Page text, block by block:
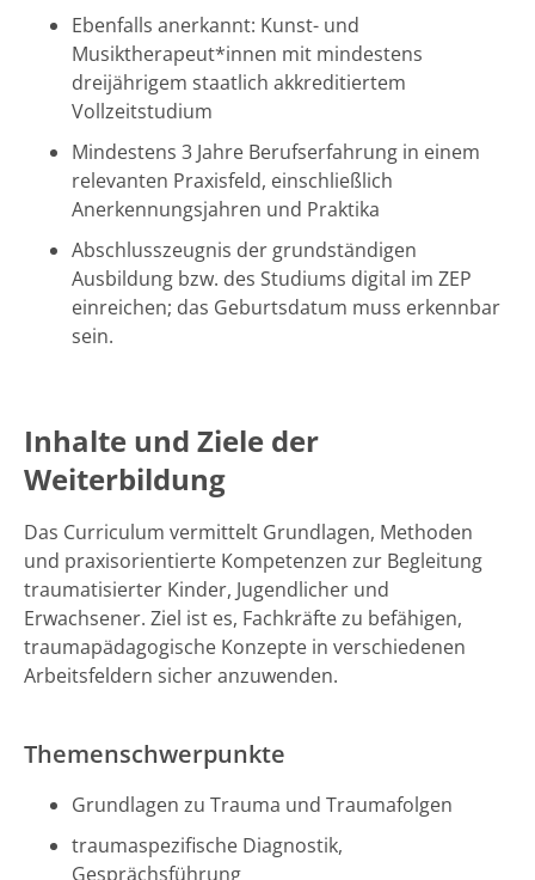
Ebenfalls anerkannt: Kunst- und
Musiktherapeut*innen mit mindestens
dreijährigem staatlich akkreditiertem
Vollzeitstudium
Mindestens 3 Jahre Berufserfahrung in einem
relevanten Praxisfeld, einschließlich
Anerkennungsjahren und Praktika
Abschlusszeugnis der grundständigen
Ausbildung bzw. des Studiums digital im ZEP
einreichen; das Geburtsdatum muss erkennbar
sein.
Inhalte und Ziele der
Weiterbildung
Das Curriculum vermittelt Grundlagen, Methoden
und praxisorientierte Kompetenzen zur Begleitung
traumatisierter Kinder, Jugendlicher und
Erwachsener. Ziel ist es, Fachkräfte zu befähigen,
traumapädagogische Konzepte in verschiedenen
Arbeitsfeldern sicher anzuwenden.
Themenschwerpunkte
Grundlagen zu Trauma und Traumafolgen
traumaspezifische Diagnostik,
Gesprächsführung